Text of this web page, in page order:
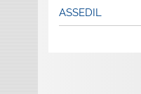
ASSEDIL